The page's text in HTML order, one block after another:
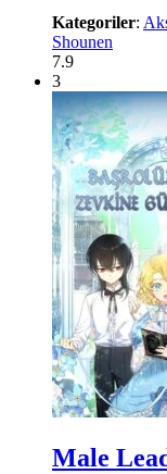
Kategoriler:
Shounen
7.9
3
Male